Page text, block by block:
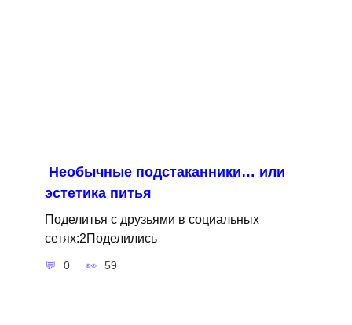
Необычные подстаканники… или
эстетика питья
Поделитья с друзьями в социальных
сетях:2Поделились
0 59